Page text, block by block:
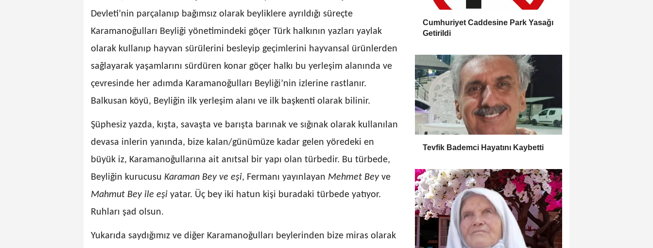
Devleti’nin parçalanıp bağımsız olarak beyliklere ayrıldığı süreçte
Karamanoğulları Beyliği yönetimindeki göçer Türk halkının yazları yaylak
olarak kullanıp hayvan sürülerini besleyip geçimlerini hayvansal ürünlerden
sağlayarak yaşamlarını sürdüren konar göçer halkı bu yerleşim alanında ve
çevresinde her adımda Karamanoğulları Beyliği’nin izlerine rastlanır.
Balkusan köyü, Beyliğin ilk yerleşim alanı ve ilk başkenti olarak bilinir.
Şüphesiz yazda, kışta, savaşta ve barışta barınak ve sığınak olarak kullanılan
devasa inlerin yanında, bize kalan/günümüze kadar gelen yöredeki en
büyük iz, Karamanoğullarına ait anıtsal bir yapı olan türbedir. Bu türbede,
Beyliğin kurucusu Karaman Bey ve eşi, Fermanı yayınlayan Mehmet Beyve
Mahmut Bey ile eşi yatar. Üç bey iki hatun kişi buradaki türbede yatıyor.
Ruhları şad olsun.
Yukarıda saydığımız ve diğer Karamanoğulları beylerinden bize miras olarak
Cumhuriyet Caddesine Park Yasağı
Getirildi
Tevfik Bademci Hayatını Kaybetti